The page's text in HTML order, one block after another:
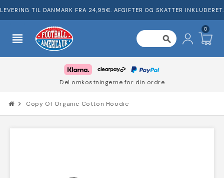
LEVERING TIL DANMARK FRA 24,95€. AFGIFTER OG SKATTER INKLUDERET.
view_headline search
0
Del omkostningerne for din ordre
chevron_right Copy Of Organic Cotton Hoodie